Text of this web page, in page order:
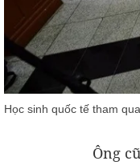
Học sinh quốc tế tham
Ông